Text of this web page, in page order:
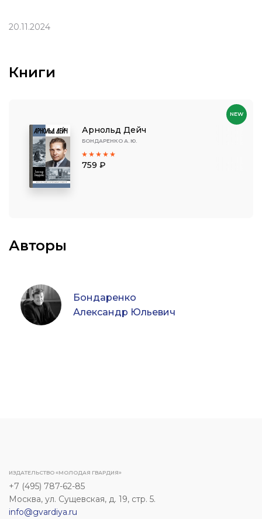
20.11.2024
Книги
Арнольд Дейч
БОНДАРЕНКО А. Ю.
759 ₽
NEW
Авторы
Бондаренко
Александр Юльевич
ИЗДАТЕЛЬСТВО «МОЛОДАЯ ГВАРДИЯ»
+7 (495) 787-62-85
Москва, ул. Сущевская, д. 19, стр. 5.
info@gvardiya.ru